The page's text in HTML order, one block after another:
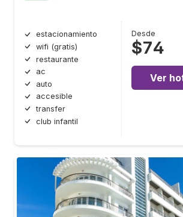
estacionamiento
wifi (gratis)
restaurante
ac
auto
accesible
transfer
club infantil
Desde
$74
Ver